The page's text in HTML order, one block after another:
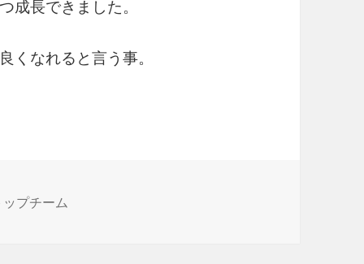
成長できました。
くなれると言う事。
プチーム